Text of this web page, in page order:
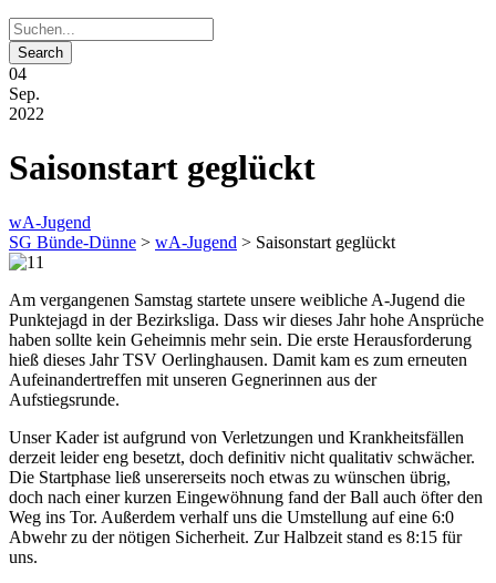
04
Sep.
2022
Saisonstart geglückt
wA-Jugend
SG Bünde-Dünne > wA-Jugend > Saisonstart geglückt
Am vergangenen Samstag startete unsere weibliche A-Jugend die
Punktejagd in der Bezirksliga. Dass wir dieses Jahr hohe Ansprüche
haben sollte kein Geheimnis mehr sein. Die erste Herausforderung
hieß dieses Jahr TSV Oerlinghausen. Damit kam es zum erneuten
Aufeinandertreffen mit unseren Gegnerinnen aus der
Aufstiegsrunde.
Unser Kader ist aufgrund von Verletzungen und Krankheitsfällen
derzeit leider eng besetzt, doch definitiv nicht qualitativ schwächer.
Die Startphase ließ unsererseits noch etwas zu wünschen übrig,
doch nach einer kurzen Eingewöhnung fand der Ball auch öfter den
Weg ins Tor. Außerdem verhalf uns die Umstellung auf eine 6:0
Abwehr zu der nötigen Sicherheit. Zur Halbzeit stand es 8:15 für
uns.